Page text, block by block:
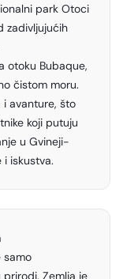
park Otoci
zadivljujućih
otoku Bubaque,
čistom moru.
i avanture, što
koji putuju
u Gvineji-
i iskustva.
samo
Zemlja je